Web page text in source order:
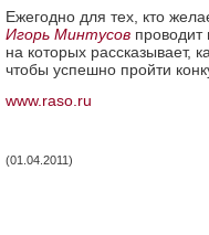
Ежегодно для тех, кто
Игорь Минтусов проводит
на которых рассказывает,
чтобы успешно пройти
www.raso.ru
(01.04.2011)